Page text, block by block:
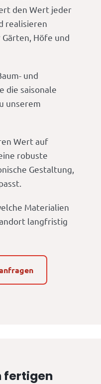
den Wert jeder
realisieren
Höfe und
und
die saisonale
unserem
Wert auf
robuste
Gestaltung,
Materialien
langfristig
fertigen